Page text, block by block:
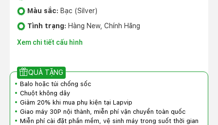
Màu sắc: Bạc (Silver)
Tình trạng: Hàng New, Chính Hãng
Xem chi tiết cấu hình
QUÀ TẶNG
Balo hoặc túi chống sốc
Chuột không dây
Giảm 20% khi mua phụ kiện tại Lapvip
Giao máy 30P nội thành, miễn phí vận chuyển toàn quốc
Miễn phí cài đặt phần mềm, vệ sinh máy trong suốt thời gian